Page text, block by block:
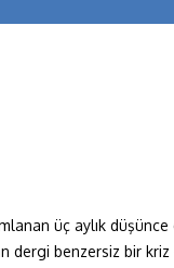
üç aylık
dergi benzersiz bir